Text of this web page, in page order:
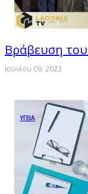
Βράβευση
Ιουνίου 09, 2023
ΥΓΕΙΑ